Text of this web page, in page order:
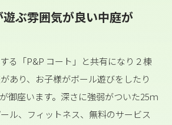
ぶ雰囲気が良い中庭が
る「P&P コート」と共有になり２棟
あり、お子様がボール遊びをしたり
御座います。深さに強弱がついた25ｍ
ル、フィットネス、無料のサービス